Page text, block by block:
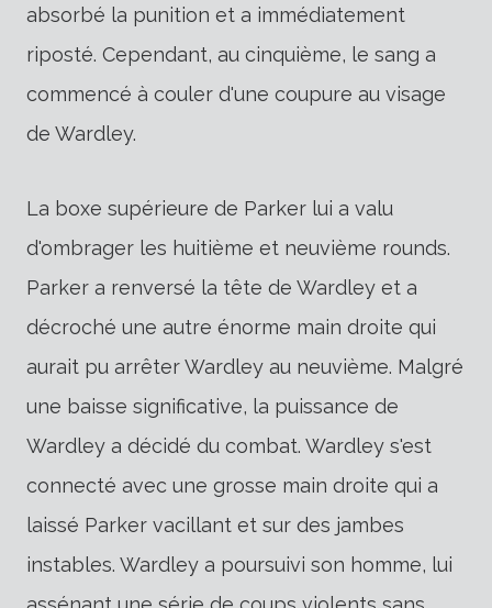
absorbé la punition et a immédiatement
riposté. Cependant, au cinquième, le sang a
commencé à couler d'une coupure au visage
de Wardley.
La boxe supérieure de Parker lui a valu
d'ombrager les huitième et neuvième rounds.
Parker a renversé la tête de Wardley et a
décroché une autre énorme main droite qui
aurait pu arrêter Wardley au neuvième. Malgré
une baisse significative, la puissance de
Wardley a décidé du combat. Wardley s'est
connecté avec une grosse main droite qui a
laissé Parker vacillant et sur des jambes
instables. Wardley a poursuivi son homme, lui